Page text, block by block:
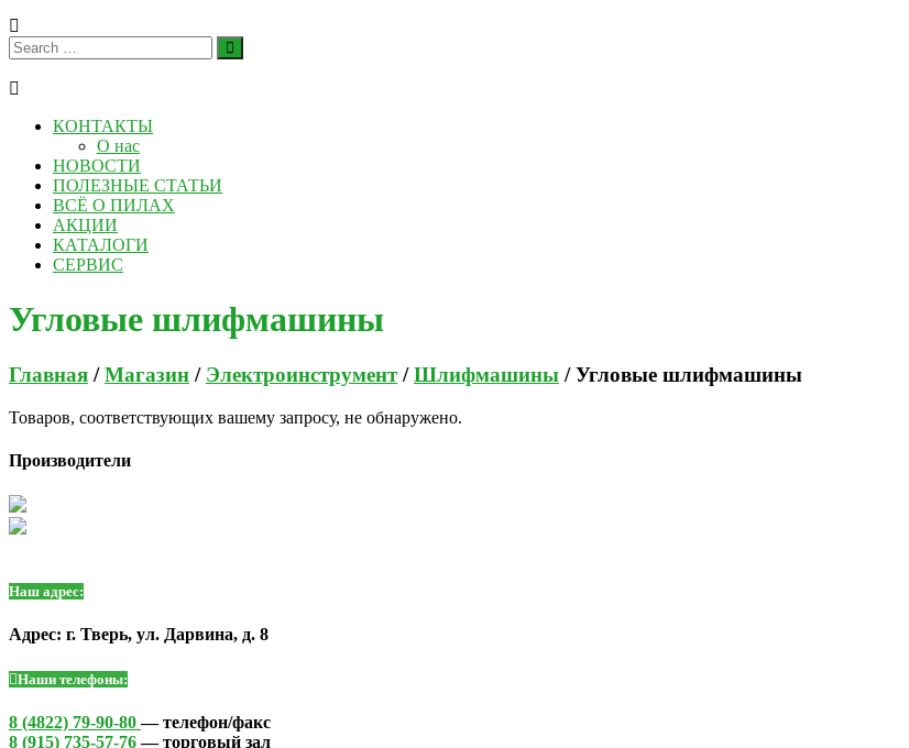
КОНТАКТЫ
О нас
НОВОСТИ
ПОЛЕЗНЫЕ СТАТЬИ
ВСЁ О ПИЛАХ
АКЦИИ
КАТАЛОГИ
СЕРВИС
Угловые шлифмашины
Главная /Магазин / Электроинструмент /Шлифмашины / Угловые шлифмашины
Товаров, соответствующих вашему запросу, не обнаружено.
Производители
Наш адрес:
Адрес: г. Тверь, ул. Дарвина, д. 8
Наши телефоны:
8 (4822) 79-90-80— телефон/факс
8 (915) 735-57-76— торговый зал